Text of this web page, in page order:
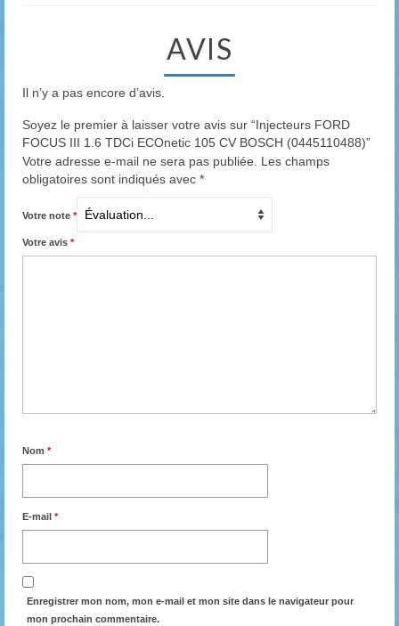
AVIS
Il n’y a pas encore d’avis.
Soyez le premier à laisser votre avis sur “Injecteurs FORD
FOCUS III 1.6 TDCi ECOnetic 105 CV BOSCH (0445110488)”
Votre adresse e-mail ne sera pas publiée.
Les champs
obligatoires sont indiqués avec *
Votre note *
Votre avis *
Nom *
E-mail *
Enregistrer mon nom, mon e-mail et mon site dans le navigateur pour
mon prochain commentaire.